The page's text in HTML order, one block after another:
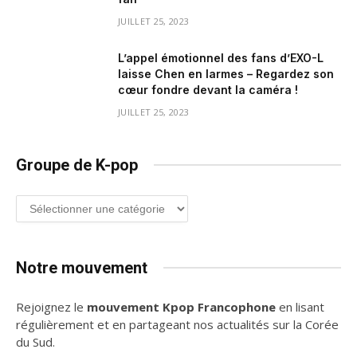
JUILLET 25, 2023
L’appel émotionnel des fans d’EXO-L
laisse Chen en larmes – Regardez son
cœur fondre devant la caméra !
JUILLET 25, 2023
Groupe de K-pop
Groupe
de
Notre mouvement
Rejoignez le mouvement Kpop Francophone en lisant
régulièrement et en partageant nos actualités sur la Corée
du Sud.